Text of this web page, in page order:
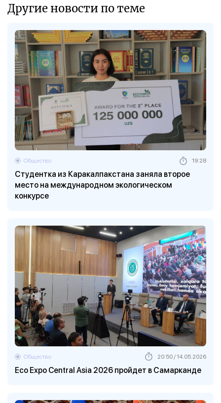
Другие новости по теме
Студентка из Каракалпакстана заняла второе
место на международном экологическом
конкурсе
Общество 19:28
Eco Expo Central Asia 2026 пройдет в Самарканде
Общество 20:50 / 14.05.2026